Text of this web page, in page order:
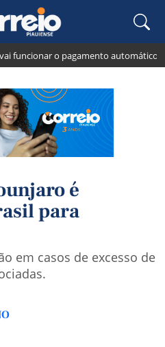
o pagamento automático da
é
para
em casos de excesso de